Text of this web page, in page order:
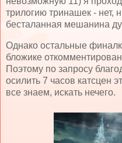
трилогию тринашек - нет,
бесталанная мешанина
Однако остальные
бложике
Поэтому по запросу
осилить 7 часов катсцен
все знаем, искать нечего.